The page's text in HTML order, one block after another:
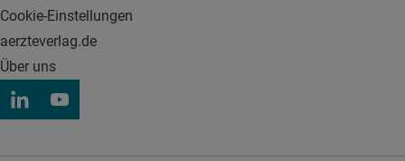
Cookie-Einstellungen
aerzteverlag.de
Über uns